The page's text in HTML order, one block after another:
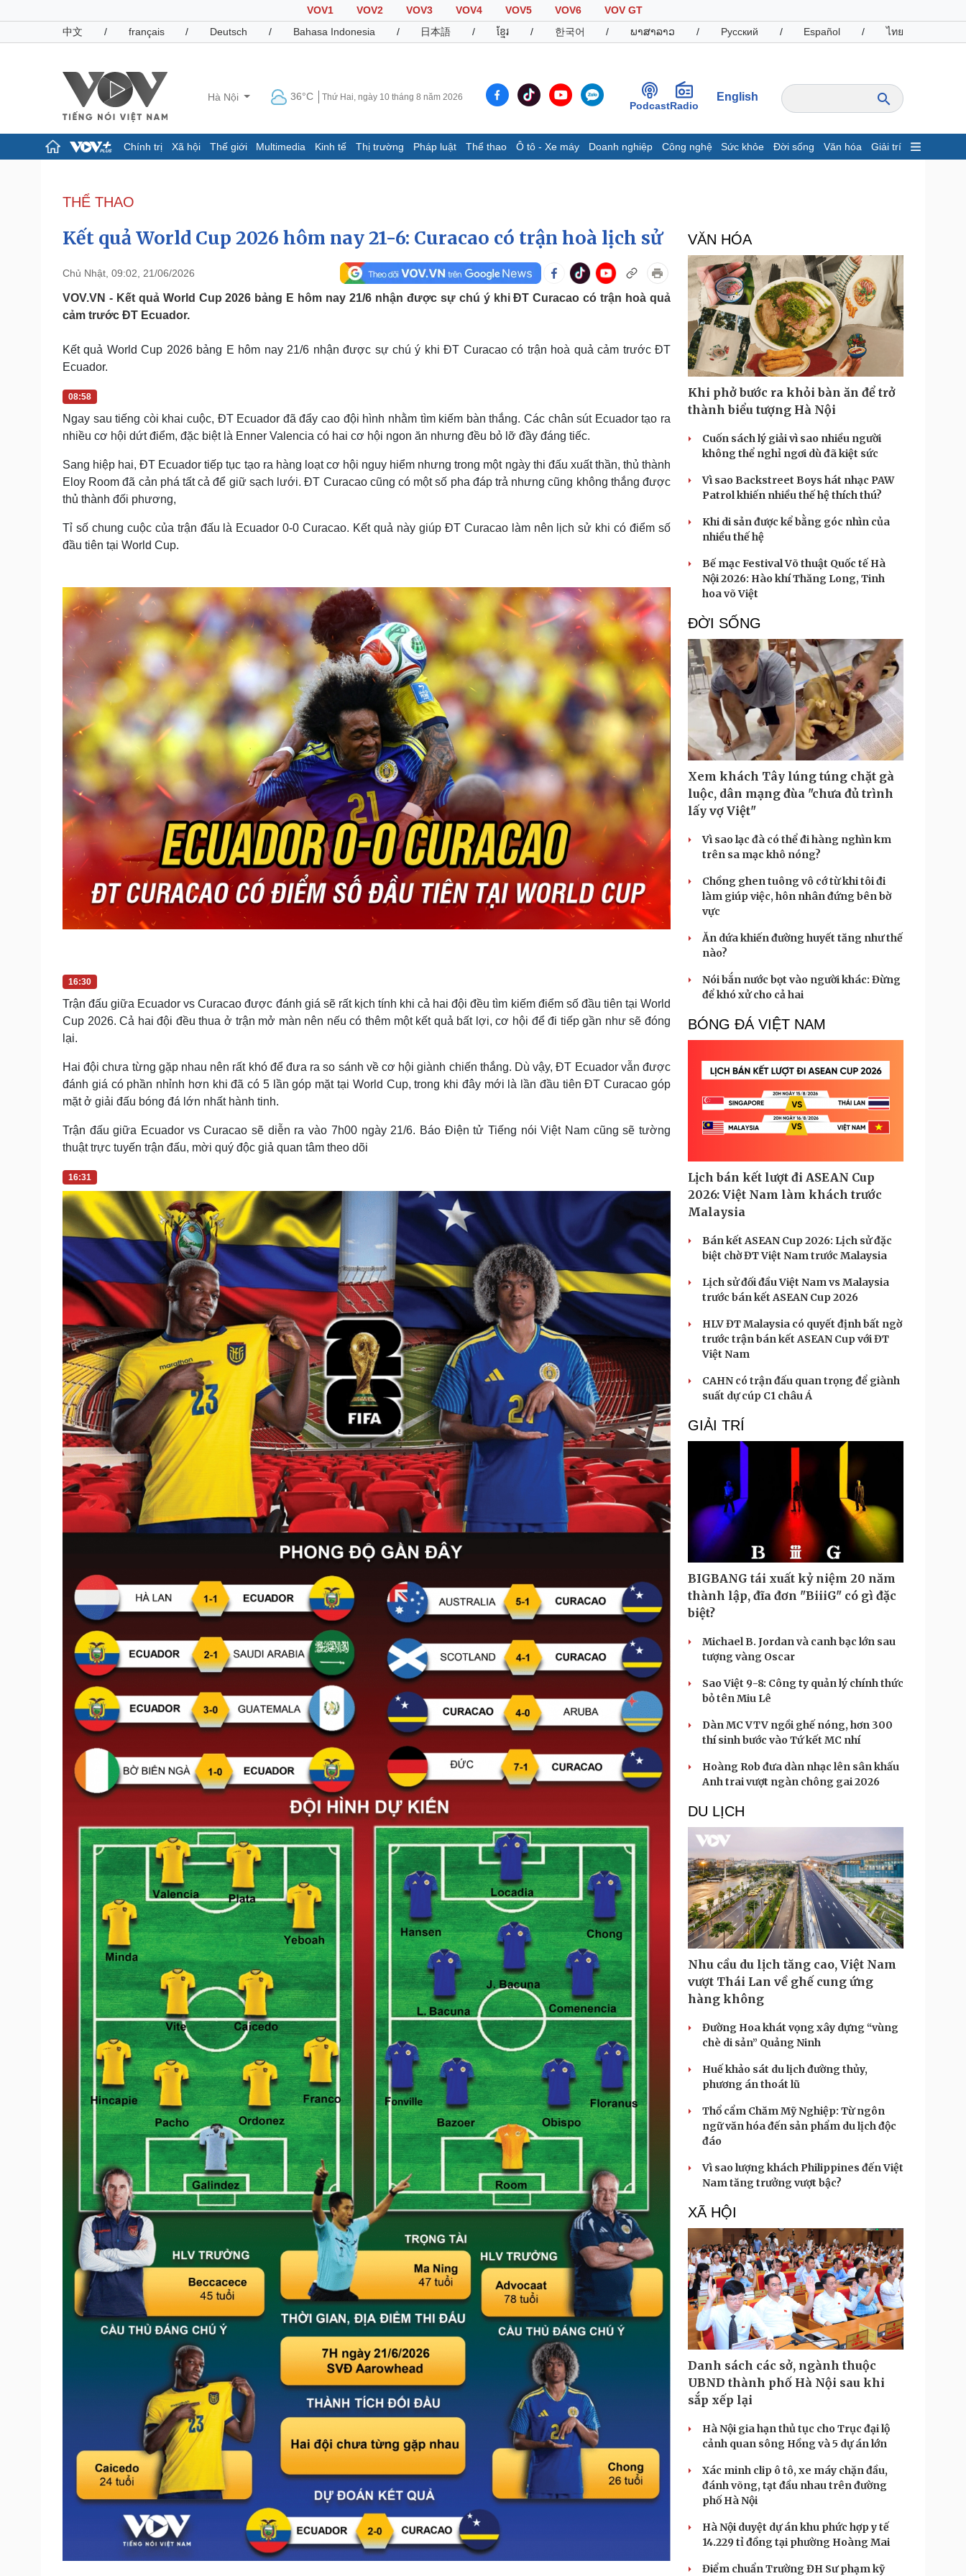
VOV1 VOV2 VOV3 VOV4 VOV5 VOV6
VOV GT
中文
/ français / Deutsch / Bahasa Indonesia / 日本語 / ខ្មែរ / 한국어 / ພາສາລາວ / Русский / Español / ไทย
Hà Nội 36°C Thứ Hai, ngày 10 tháng 8 năm 2026
PodcastRadio
English
Chính trị Xã hội Thế giới Multimedia Kinh tế Thị trường Pháp luật Thể thao Ô tô - Xe máy Doanh nghiệp Công nghệ Sức khỏe Đời sống Văn hóa Giải trí
Đảng
Tổ chức nhân sự
Quốc hội
Nhận diện sự thật
Dấu ấn VOV
Infographic
Giá cà phê
Pháp luật
Vụ án
Tư vấn luật
Quân sự - Quốc phòng
Phân tích
Thể thao
Thế giới thể thao
Ô tô - Xe máy
Tư vấn
Doanh nghiệp
Thông tin doanh nghiệp
Doanh nghiệp 24h
Doanh nhân
Vì cộng đồng
Công nghệ
Sành điệu
Tin Công nghệ
Trải nghiệm
Chuyển đổi số
Sức khỏe
Dinh dưỡng - món ngon
Cây thuốc
Nhi khoa
Nam khoa
Làm đẹp - giảm cân
Ăn sạch sống khỏe
Nhà đẹp
Blog
Sân khấu - Điện ảnh
Văn học
Di sản
Nghệ sĩ
Thời trang
Tư vấn
Podcast
Câu chuyện thời sự
Đọc truyện đêm khuya
Cửa sổ tình yêu
Hạt giống tâm hồn
Cải chính
THỂ THAO
Kết quả World Cup 2026 hôm nay 21-6: Curacao có trận hoà lịch sử
Chủ Nhật, 09:02, 21/06/2026
VOV.VN - Kết quả World Cup 2026 bảng E hôm nay 21/6 nhận được sự chú ý khi ĐT Curacao có trận hoà quả
cảm trước ĐT Ecuador.
Kết quả World Cup 2026 bảng E hôm nay 21/6 nhận được sự chú ý khi ĐT Curacao có trận hoà quả cảm trước ĐT
Ecuador.
08:58
Ngay sau tiếng còi khai cuộc, ĐT Ecuador đã đẩy cao đội hình nhằm tìm kiếm bàn thắng. Các chân sút Ecuador tạo ra
nhiều cơ hội dứt điểm, đặc biệt là Enner Valencia có hai cơ hội ngon ăn nhưng đều bỏ lỡ đầy đáng tiếc.
Sang hiệp hai, ĐT Ecuador tiếp tục tạo ra hàng loạt cơ hội nguy hiểm nhưng trong một ngày thi đấu xuất thần, thủ thành
Eloy Room đã cản phá tất cả để giữ sạch lưới. ĐT Curacao cũng có một số pha đáp trả nhưng cũng không thắng được
thủ thành đối phương,
Tỉ số chung cuộc của trận đấu là Ecuador 0-0 Curacao. Kết quả này giúp ĐT Curacao làm nên lịch sử khi có điểm số
đầu tiên tại World Cup.
16:30
Trận đấu giữa Ecuador vs Curacao được đánh giá sẽ rất kịch tính khi cả hai đội đều tìm kiếm điểm số đầu tiên tại World
Cup 2026. Cả hai đội đều thua ở trận mở màn nên nếu có thêm một kết quả bất lợi, cơ hội để đi tiếp gần như sẽ đóng
lại.
Hai đội chưa từng gặp nhau nên rất khó để đưa ra so sánh về cơ hội giành chiến thắng. Dù vậy, ĐT Ecuador vẫn được
đánh giá có phần nhỉnh hơn khi đã có 5 lần góp mặt tại World Cup, trong khi đây mới là lần đầu tiên ĐT Curacao góp
mặt ở giải đấu bóng đá lớn nhất hành tinh.
Trận đấu giữa Ecuador vs Curacao sẽ diễn ra vào 7h00 ngày 21/6. Báo Điện tử Tiếng nói Việt Nam cũng sẽ tường
thuật trực tuyến trận đấu, mời quý độc giả quan tâm theo dõi
16:31
VĂN HÓA
Khi phở bước ra khỏi bàn ăn để trở
thành biểu tượng Hà Nội
Cuốn sách lý giải vì sao nhiều người
không thể nghỉ ngơi dù đã kiệt sức
Vì sao Backstreet Boys hát nhạc PAW
Patrol khiến nhiều thế hệ thích thú?
Khi di sản được kể bằng góc nhìn của
nhiều thế hệ
Bế mạc Festival Võ thuật Quốc tế Hà
Nội 2026: Hào khí Thăng Long, Tinh
hoa võ Việt
ĐỜI SỐNG
Xem khách Tây lúng túng chặt gà
luộc, dân mạng đùa "chưa đủ trình
lấy vợ Việt"
Vì sao lạc đà có thể đi hàng nghìn km
trên sa mạc khô nóng?
Chồng ghen tuông vô cớ từ khi tôi đi
làm giúp việc, hôn nhân đứng bên bờ
vực
Ăn dứa khiến đường huyết tăng như thế
nào?
Nói bắn nước bọt vào người khác: Đừng
để khó xử cho cả hai
BÓNG ĐÁ VIỆT NAM
Lịch bán kết lượt đi ASEAN Cup
2026: Việt Nam làm khách trước
Malaysia
Bán kết ASEAN Cup 2026: Lịch sử đặc
biệt chờ ĐT Việt Nam trước Malaysia
Lịch sử đối đầu Việt Nam vs Malaysia
trước bán kết ASEAN Cup 2026
HLV ĐT Malaysia có quyết định bất ngờ
trước trận bán kết ASEAN Cup với ĐT
Việt Nam
CAHN có trận đấu quan trọng để giành
suất dự cúp C1 châu Á
GIẢI TRÍ
BIGBANG tái xuất kỷ niệm 20 năm
thành lập, đĩa đơn "BiiiG" có gì đặc
biệt?
Michael B. Jordan và canh bạc lớn sau
tượng vàng Oscar
Sao Việt 9-8: Công ty quản lý chính thức
bỏ tên Miu Lê
Dàn MC VTV ngồi ghế nóng, hơn 300
thí sinh bước vào Tứ kết MC nhí
Hoàng Rob đưa dàn nhạc lên sân khấu
Anh trai vượt ngàn chông gai 2026
DU LỊCH
Nhu cầu du lịch tăng cao, Việt Nam
vượt Thái Lan về ghế cung ứng
hàng không
Đường Hoa khát vọng xây dựng “vùng
chè di sản” Quảng Ninh
Huế khảo sát du lịch đường thủy,
phương án thoát lũ
Thổ cẩm Chăm Mỹ Nghiệp: Từ ngôn
ngữ văn hóa đến sản phẩm du lịch độc
đáo
Vì sao lượng khách Philippines đến Việt
Nam tăng trưởng vượt bậc?
XÃ HỘI
Danh sách các sở, ngành thuộc
UBND thành phố Hà Nội sau khi
sắp xếp lại
Hà Nội gia hạn thủ tục cho Trục đại lộ
cảnh quan sông Hồng và 5 dự án lớn
Xác minh clip ô tô, xe máy chặn đầu,
đánh võng, tạt đầu nhau trên đường
phố Hà Nội
Hà Nội duyệt dự án khu phức hợp y tế
14.229 tỉ đồng tại phường Hoàng Mai
Điểm chuẩn Trường ĐH Sư phạm kỹ